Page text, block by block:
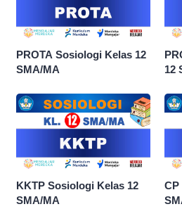
PROTA Sosiologi Kelas 12
SMA/MA
12
KKTP Sosiologi Kelas 12
SMA/MA
CP